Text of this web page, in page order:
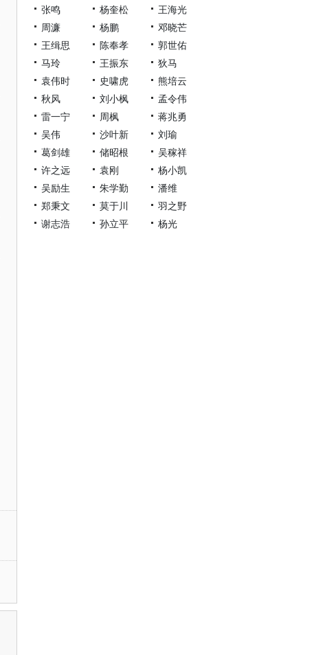
张鸣
杨奎松
王海光
周濂
杨鹏
邓晓芒
王缉思
陈奉孝
郭世佑
马玲
王振东
狄马
袁伟时
史啸虎
熊培云
秋风
刘小枫
孟令伟
雷一宁
周枫
蒋兆勇
吴伟
沙叶新
刘瑜
葛剑雄
储昭根
吴稼祥
许之远
袁刚
杨小凯
吴励生
朱学勤
潘维
郑秉文
莫于川
羽之野
谢志浩
孙立平 杨光